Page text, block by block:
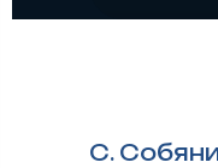
С.